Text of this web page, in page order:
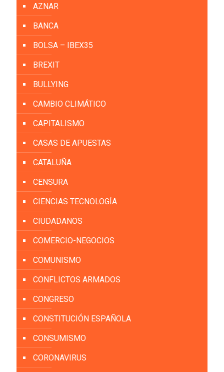
AZNAR
BANCA
BOLSA – IBEX35
BREXIT
BULLYING
CAMBIO CLIMÁTICO
CAPITALISMO
CASAS DE APUESTAS
CATALUÑA
CENSURA
CIENCIAS TECNOLOGÍA
CIUDADANOS
COMERCIO-NEGOCIOS
COMUNISMO
CONFLICTOS ARMADOS
CONGRESO
CONSTITUCIÓN ESPAÑOLA
CONSUMISMO
CORONAVIRUS